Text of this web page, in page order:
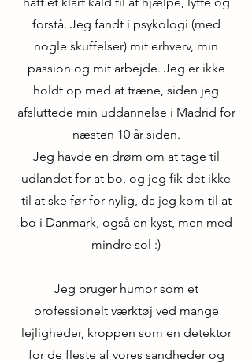
forstå. Jeg fandt i psykologi (med
nogle skuffelser) mit erhverv, min
passion og mit arbejde. Jeg er ikke
holdt op med at træne, siden jeg
afsluttede min uddannelse i Madrid for
næsten 10 år siden.
Jeg havde en drøm om at tage til
udlandet for at bo, og jeg fik det ikke
til at ske før for nylig, da jeg kom til at
bo i Danmark, også en kyst, men med
mindre sol :)
Jeg bruger humor som et
professionelt værktøj ved mange
lejligheder, kroppen som en detektor
for de fleste af vores sandheder og